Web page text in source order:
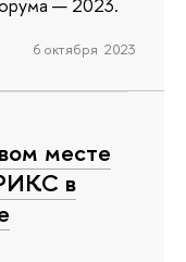
— 2023.
6 октября 2023
месте
в